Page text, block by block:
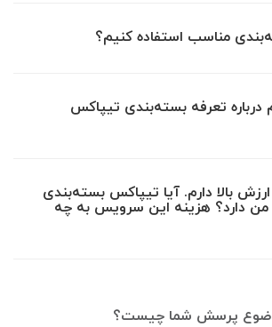
مناسب استفاده کنیم؟
درباره تعرفه بسته‌بندی تیپاکس
بالا دارم. آیا تیپاکس بسته‌بندی
من دارد؟ هزینه این سرویس به چه
پرسش شما چیست؟